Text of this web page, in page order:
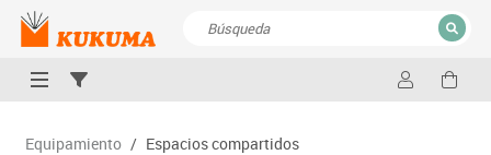
CERRAR
Equipamiento / Espacios compartidos